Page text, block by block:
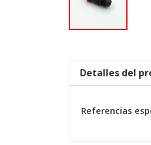
Detalles del
Referencias